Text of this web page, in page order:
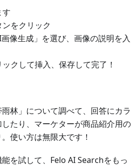
す
をクリック
像生成」を選び、画像の説明を入
クして挿入、保存して完了！
林」について調べて、回答にカラ
たり、マーケターが商品紹介用の
使い方は無限大です！
を試して、Felo AI Searchをもっ